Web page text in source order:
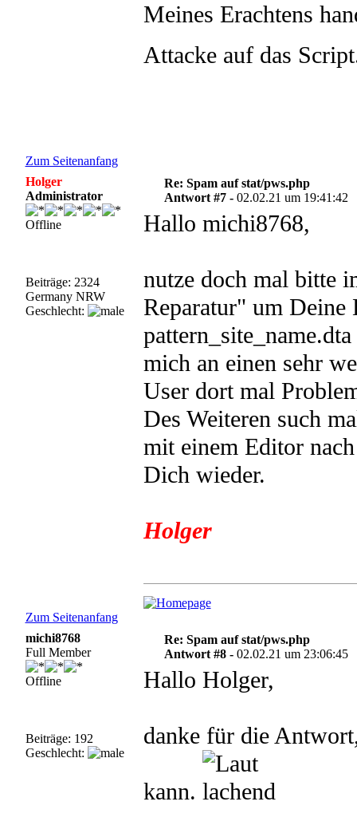
Meines Erachtens
Attacke auf das
Zum Seitenanfang
Holger
Administrator
Offline
Beiträge: 2324
Germany NRW
Geschlecht:
Re: Spam auf stat/pws.php
Antwort #7 -02.02.21 um 19:41:42
Hallo michi8768,
nutze doch mal bitte
Reparatur" um Deine
mich an einen sehr
User dort mal
Des Weiteren such
mit einem Editor
Dich wieder.
Holger
Zum Seitenanfang
michi8768
Full Member
Offline
Beiträge: 192
Geschlecht:
Re: Spam auf stat/pws.php
Antwort #8 -02.02.21 um 23:06:45
Hallo Holger,
danke für die
kann.